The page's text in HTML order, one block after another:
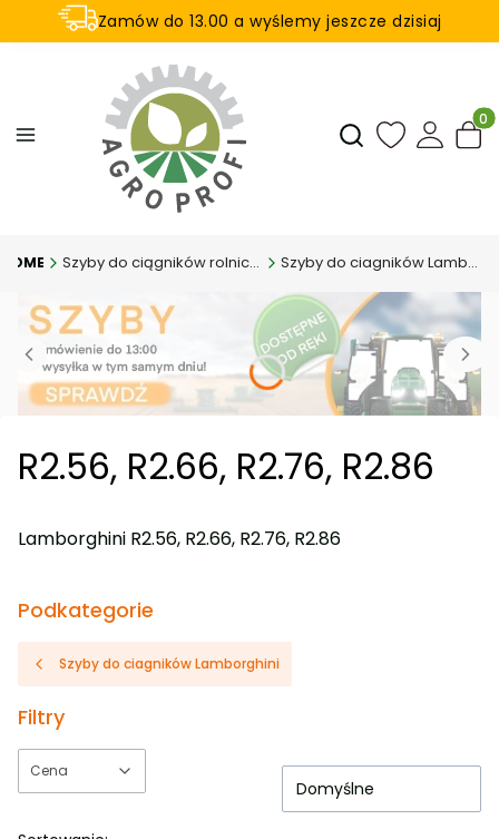
Zamów do 13.00 a wyślemy jeszcze dzisiaj
U nas na zwrot aż 21 dni
Otwórz
Szyby do ciągników rolniczych Szyby do ciagników Lamborghini
R2.56, R2.66, R2.76, R2.86
Lamborghini R2.56, R2.66, R2.76, R2.86
Podkategorie
Szyby do ciagników Lamborghini
Filtry
Cena
Domyślne